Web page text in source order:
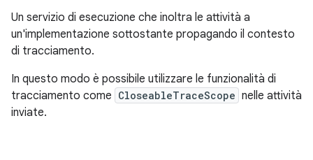
Un servizio di esecuzione che inoltra le attività a
un'implementazione sottostante propagando il contesto
di tracciamento.
In questo modo è possibile utilizzare le funzionalità di
tracciamento come CloseableTraceScope nelle attività
inviate.